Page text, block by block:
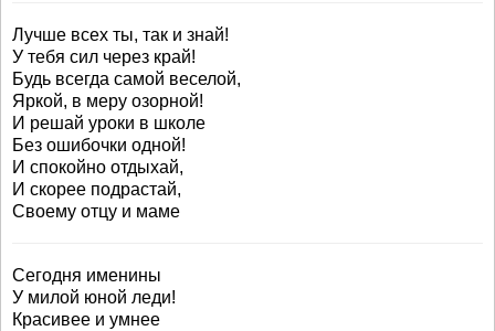
Лучше всех ты, так и знай!
У тебя сил через край!
Будь всегда самой веселой,
Яркой, в меру озорной!
И решай уроки в школе
Без ошибочки одной!
И спокойно отдыхай,
И скорее подрастай,
Своему отцу и маме
Сегодня именины
У милой юной леди!
Красивее и умнее